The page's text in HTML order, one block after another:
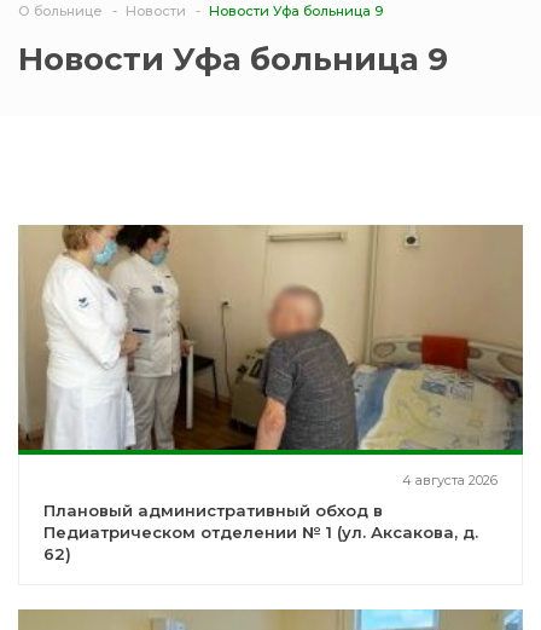
О больнице Новости Новости Уфа больница 9
Новости Уфа больница 9
4 августа 2026
Плановый административный обход в
Педиатрическом отделении № 1 (ул. Аксакова, д.
62)